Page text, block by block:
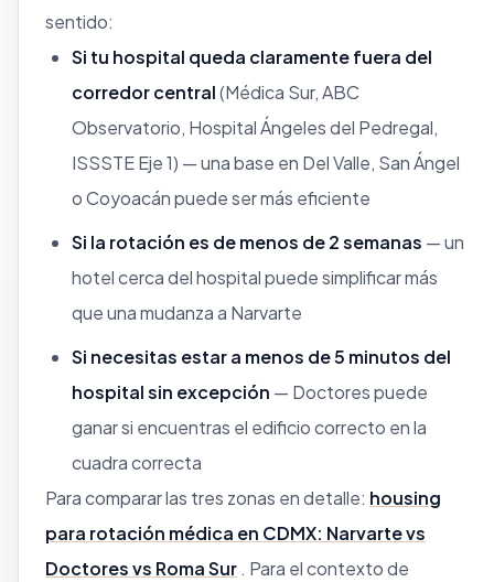
sentido:
Si tu hospital queda claramente fuera del
corredor central(Médica Sur, ABC
Observatorio, Hospital Ángeles del Pedregal,
ISSSTE Eje 1) — una base en Del Valle, San Ángel
o Coyoacán puede ser más eficiente
Si la rotación es de menos de 2 semanas — un
hotel cerca del hospital puede simplificar más
que una mudanza a Narvarte
Si necesitas estar a menos de 5 minutos del
hospital sin excepción — Doctores puede
ganar si encuentras el edificio correcto en la
cuadra correcta
Para comparar las tres zonas en detalle: housing
para rotación médica en CDMX: Narvarte vs
Doctores vs Roma Sur . Para el contexto de